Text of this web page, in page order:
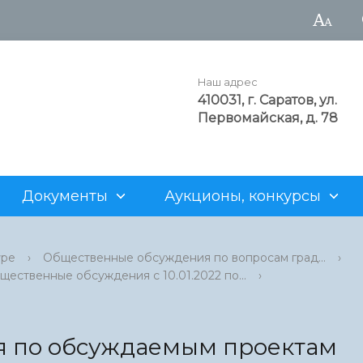
Наш адрес
410031, г. Саратов, ул.
Первомайская, д. 78
Достопримечательности
Z
администрации Структурные
учреждения
Муниципальные
Документы
Генеральный план
Проекты административных
Аукционы, конкурсы
Для арендаторов
о предоставлении
участков
Нестационарная торговля
› Общественные обсуждения по вопросам град...
›
обсуждения с 10.01.2022 по...
›
обсуждаемым проектам